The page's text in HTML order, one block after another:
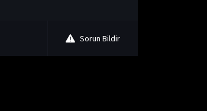
Sorun Bildir